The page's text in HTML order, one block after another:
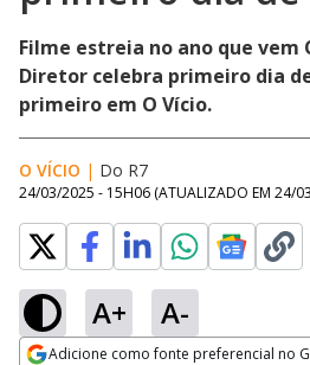
Filme estreia no ano que vem
Diretor celebra primeiro dia
primeiro em O Vício.
O VÍCIO | Do R7
24/03/2025 - 15H06 (ATUALIZADO EM 24/
A+ A-
Adicione como fonte preferencial no